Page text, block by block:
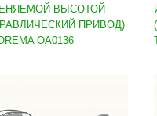
ВЫСОТОЙ
ПРИВОД)
OA0136